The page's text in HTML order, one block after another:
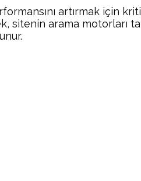
artırmak için
arama motorları